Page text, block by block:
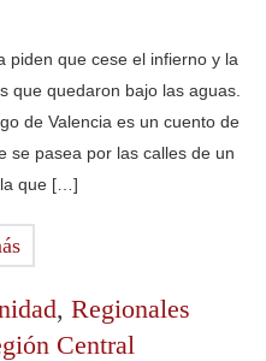
piden que cese el infierno y la
que quedaron bajo las aguas.
de Valencia es un cuento de
se pasea por las calles de un
que […]
, Regionales
Central